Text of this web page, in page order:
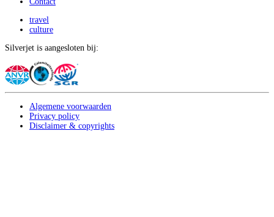
travel
culture
Silverjet is aangesloten bij:
Algemene voorwaarden
Privacy policy
Disclaimer & copyrights